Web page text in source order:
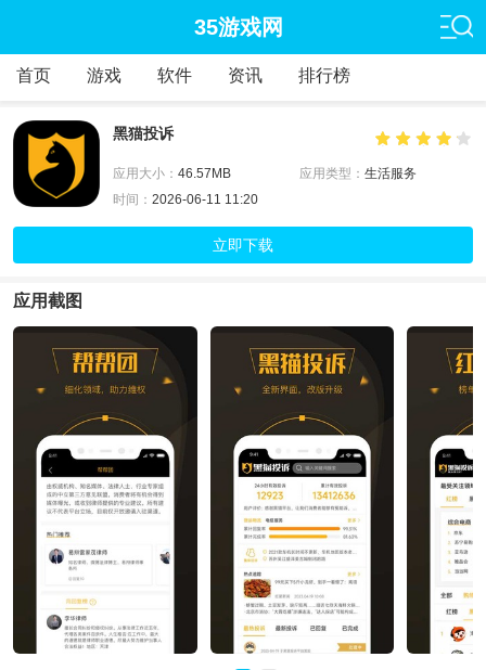
35游戏网
首页 游戏 软件 资讯 排行榜
黑猫投诉
应用大小： 46.57MB 应用类型： 生活服务
时间： 2026-06-11 11:20
立即下载
应用截图